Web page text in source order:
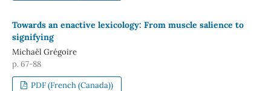
Towards an enactive lexicology: From muscle salience to
signifying
Michaël Grégoire
p. 67-88
PDF (French (Canada))